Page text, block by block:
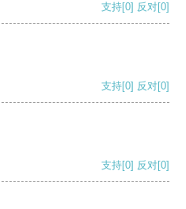
支持[0] 反对[0]
支持[0] 反对[0]
支持[0] 反对[0]